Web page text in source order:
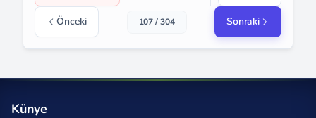
Önceki 107 / 304 Sonraki
Künye